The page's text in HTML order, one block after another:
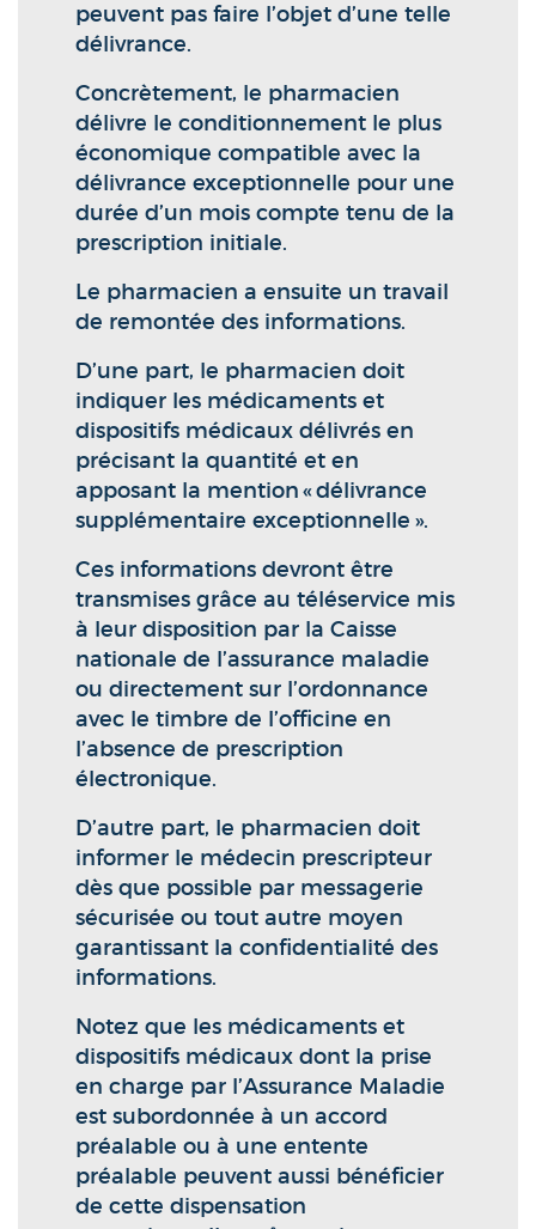
peuvent pas faire l’objet d’une telle
délivrance.
Concrètement, le pharmacien
délivre le conditionnement le plus
économique compatible avec la
délivrance exceptionnelle pour une
durée d’un mois compte tenu de la
prescription initiale.
Le pharmacien a ensuite un travail
de remontée des informations.
D’une part, le pharmacien doit
indiquer les médicaments et
dispositifs médicaux délivrés en
précisant la quantité et en
apposant la mention « délivrance
supplémentaire exceptionnelle ».
Ces informations devront être
transmises grâce au téléservice mis
à leur disposition par la Caisse
nationale de l’assurance maladie
ou directement sur l’ordonnance
avec le timbre de l’officine en
l’absence de prescription
électronique.
D’autre part, le pharmacien doit
informer le médecin prescripteur
dès que possible par messagerie
sécurisée ou tout autre moyen
garantissant la confidentialité des
informations.
Notez que les médicaments et
dispositifs médicaux dont la prise
en charge par l’Assurance Maladie
est subordonnée à un accord
préalable ou à une entente
préalable peuvent aussi bénéficier
de cette dispensation